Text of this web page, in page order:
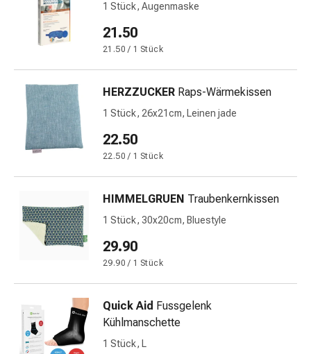
Atmungstraktbeschwerden
Infektionen
Windpocken
Schwindelgefühl
Stoffwechsel
Immunsuppressiva
Insektenschutz
und
mittel
Mücken-
&
Zeckenschutz
Zeckenpinzette
Anti-
Wurmmittel
Rezeptpflichtige
Arzneimittel
1 Stück, Augenmaske
21.50
21.50 / 1 Stück
HERZZUCKER Raps-Wärmekissen
1 Stück, 26x21cm, Leinen jade
22.50
22.50 / 1 Stück
HIMMELGRUEN Traubenkernkissen
1 Stück, 30x20cm, Bluestyle
29.90
29.90 / 1 Stück
Quick Aid Fussgelenk
Kühlmanschette
1 Stück, L